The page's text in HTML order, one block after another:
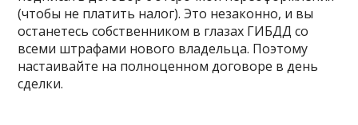
(чтобы не платить налог). Это незаконно, и вы
останетесь собственником в глазах ГИБДД со
всеми штрафами нового владельца. Поэтому
настаивайте на полноценном договоре в день
сделки.